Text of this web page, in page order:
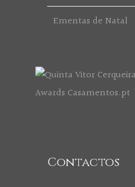
Ementas de Natal
Contactos